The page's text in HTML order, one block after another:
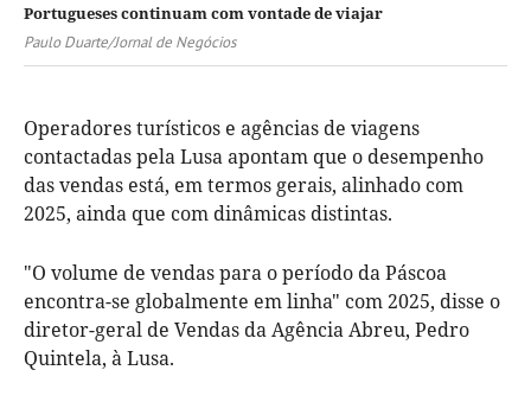
Portugueses continuam com vontade de viajar
Paulo Duarte/Jornal de Negócios
Operadores turísticos e agências de viagens
contactadas pela Lusa apontam que o desempenho
das vendas está, em termos gerais, alinhado com
2025, ainda que com dinâmicas distintas.
"O volume de vendas para o período da Páscoa
encontra-se globalmente em linha" com 2025, disse o
diretor-geral de Vendas da Agência Abreu, Pedro
Quintela, à Lusa.